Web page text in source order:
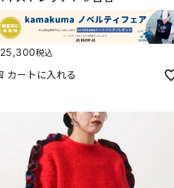
25,300税込
カートに入れる